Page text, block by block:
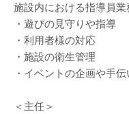
施設内における指導員業
・遊びの見守りや指導
・利用者様の対応
・施設の衛生管理
・イベントの企画や手
＜主任＞